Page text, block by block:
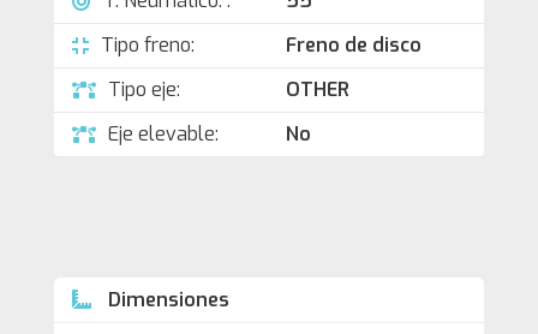
Tipo freno:
Freno de disco
Tipo eje:
OTHER
Eje elevable:
No
Dimensiones